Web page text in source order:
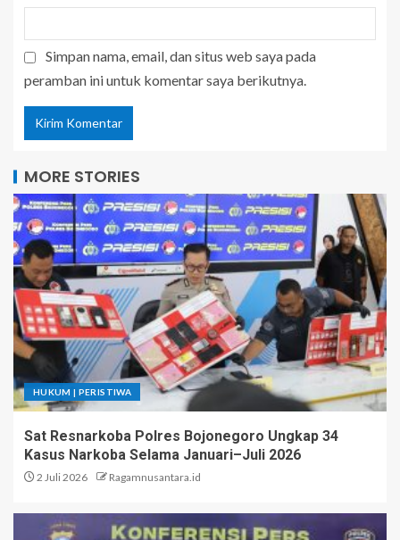
Simpan nama, email, dan situs web saya pada
peramban ini untuk komentar saya berikutnya.
MORE STORIES
HUKUM | PERISTIWA
Sat Resnarkoba Polres Bojonegoro Ungkap 34
Kasus Narkoba Selama Januari–Juli 2026
2 Juli 2026 Ragamnusantara.id